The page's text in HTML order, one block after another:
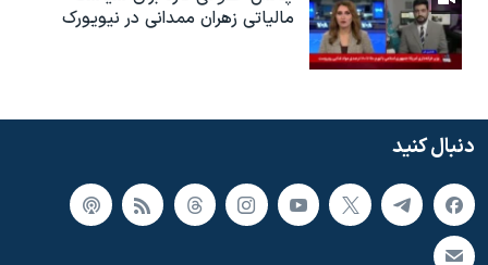
مالیاتی زهران ممدانی در نیویورک
دنبال کنید